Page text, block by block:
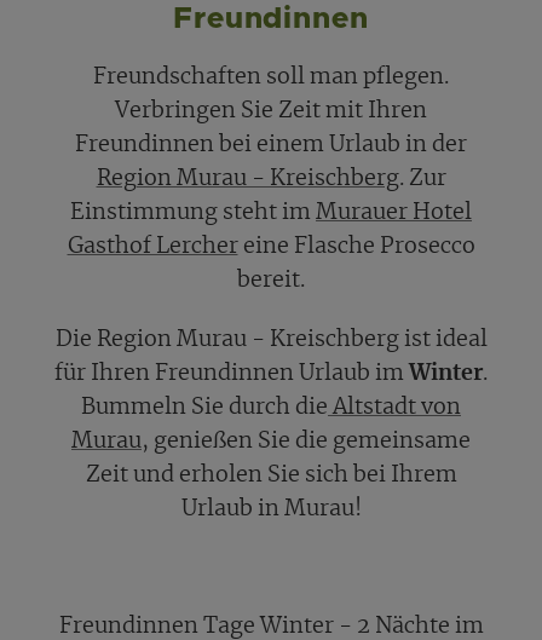
Freundinnen
Freundschaften soll man pflegen.
Verbringen Sie Zeit mit Ihren
Freundinnen bei einem Urlaub in der
Region Murau - Kreischberg. Zur
Einstimmung steht im Murauer Hotel
Gasthof Lerchereine Flasche Prosecco
bereit.
Die Region Murau - Kreischberg ist ideal
für Ihren Freundinnen Urlaub im Winter.
Bummeln Sie durch die Altstadt von
Murau, genießen Sie die gemeinsame
Zeit und erholen Sie sich bei Ihrem
Urlaub in Murau!
Freundinnen Tage Winter - 2 Nächte im